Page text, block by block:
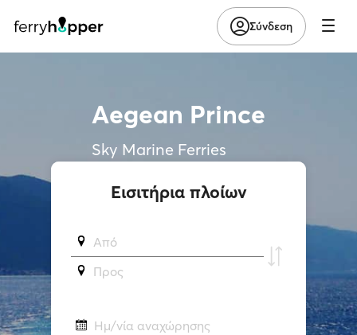
Σύνδεση
Aegean Prince
Sky Marine Ferries
Εισιτήρια πλοίων
Από
Προς
Ημ/νία αναχώρησης